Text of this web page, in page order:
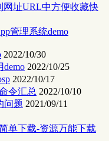
网址URL中方便收藏快
管理系统demo
2022/10/30
demo 2022/10/25
2022/10/17
令汇总 2022/10/10
问题 2021/09/11
单下载-资源万能下载